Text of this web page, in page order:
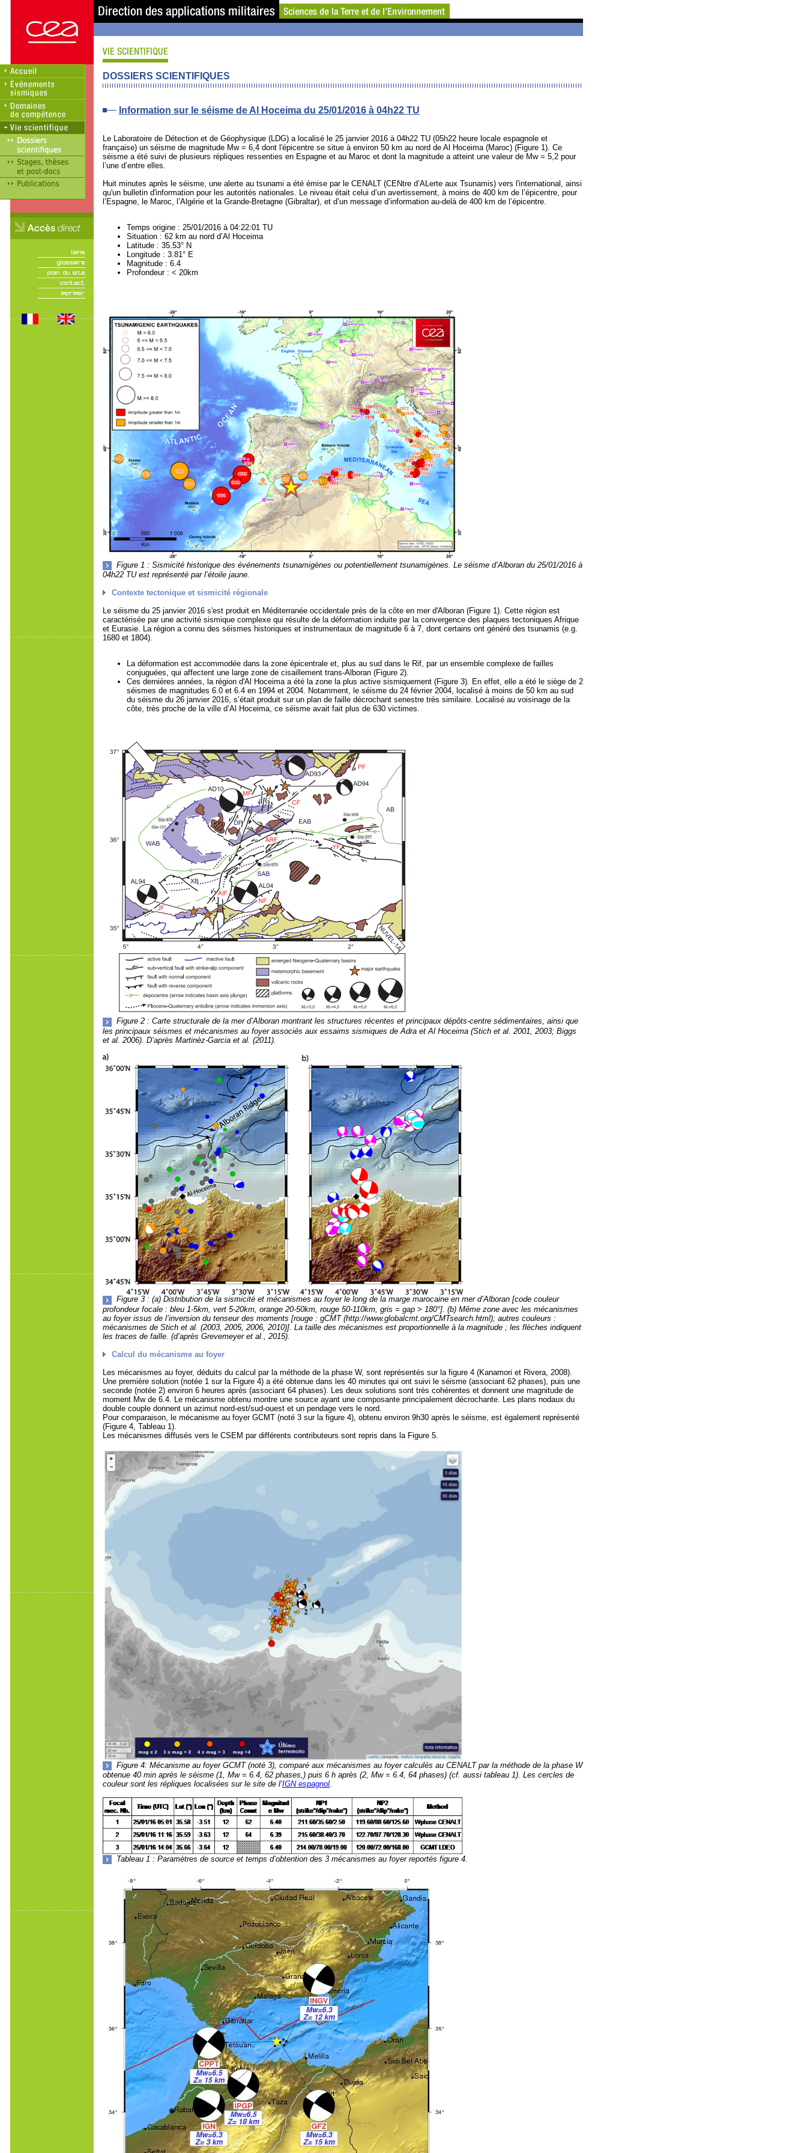
DOSSIERS SCIENTIFIQUES
Information sur le séisme de Al Hoceima du 25/01/2016 à 04h22 TU
Le Laboratoire de Détection et de Géophysique (LDG) a localisé le 25 janvier 2016 à 04h22 TU (05h22 heure locale espagnole et
française) un séisme de magnitude Mw = 6,4 dont l'épicentre se situe à environ 50 km au nord de Al Hoceima (Maroc) (Figure 1). Ce
séisme a été suivi de plusieurs répliques ressenties en Espagne et au Maroc et dont la magnitude a atteint une valeur de Mw = 5,2 pour
l’une d’entre elles.
Huit minutes après le séisme, une alerte au tsunami a été émise par le CENALT (CENtre d’ALerte aux Tsunamis) vers l'international, ainsi
qu'un bulletin d'information pour les autorités nationales. Le niveau était celui d’un avertissement, à moins de 400 km de l’épicentre, pour
l’Espagne, le Maroc, l’Algérie et la Grande-Bretagne (Gibraltar), et d’un message d’information au-delà de 400 km de l’épicentre.
Temps origine : 25/01/2016 à 04:22:01 TU
Situation : 62 km au nord d’Al Hoceima
Latitude : 35.53° N
Longitude : 3.81° E
Magnitude : 6.4
Profondeur : < 20km
Figure 1 : Sismicité historique des événements tsunamigènes ou potentiellement tsunamigènes. Le séisme d’Alboran du 25/01/2016 à
04h22 TU est représenté par l’étoile jaune.
Contexte tectonique et sismicité régionale
Le séisme du 25 janvier 2016 s'est produit en Méditerranée occidentale près de la côte en mer d'Alboran (Figure 1). Cette région est
caractérisée par une activité sismique complexe qui résulte de la déformation induite par la convergence des plaques tectoniques Afrique
et Eurasie. La région a connu des séismes historiques et instrumentaux de magnitude 6 à 7, dont certains ont généré des tsunamis (e.g.
1680 et 1804).
La déformation est accommodée dans la zone épicentrale et, plus au sud dans le Rif, par un ensemble complexe de failles
conjuguées, qui affectent une large zone de cisaillement trans-Alboran (Figure 2).
Ces dernières années, la région d'Al Hoceima a été la zone la plus active sismiquement (Figure 3). En effet, elle a été le siège de 2
séismes de magnitudes 6.0 et 6.4 en 1994 et 2004. Notamment, le séisme du 24 février 2004, localisé à moins de 50 km au sud
du séisme du 26 janvier 2016, s’était produit sur un plan de faille décrochant senestre très similaire. Localisé au voisinage de la
côte, très proche de la ville d’Al Hoceima, ce séisme avait fait plus de 630 victimes.
Figure 2 : Carte structurale de la mer d’Alboran montrant les structures récentes et principaux dépôts-centre sédimentaires, ainsi que
les principaux séismes et mécanismes au foyer associés aux essaims sismiques de Adra et Al Hoceima (Stich et al. 2001, 2003; Biggs
et al. 2006). D’après Martinèz-Garcia et al. (2011).
Figure 3 : (a) Distribution de la sismicité et mécanismes au foyer le long de la marge marocaine en mer d’Alboran [code couleur
profondeur focale : bleu 1-5km, vert 5-20km, orange 20-50km, rouge 50-110km, gris = gap > 180°]. (b) Même zone avec les mécanismes
au foyer issus de l’inversion du tenseur des moments [rouge : gCMT (http://www.globalcmt.org/CMTsearch.html); autres couleurs :
mécanismes de Stich et al. (2003, 2005, 2006, 2010)]. La taille des mécanismes est proportionnelle à la magnitude ; les flèches indiquent
les traces de faille. (d’après Grevemeyer et al., 2015).
Calcul du mécanisme au foyer
Les mécanismes au foyer, déduits du calcul par la méthode de la phase W, sont représentés sur la figure 4 (Kanamori et Rivera, 2008).
Une première solution (notée 1 sur la Figure 4) a été obtenue dans les 40 minutes qui ont suivi le séisme (associant 62 phases), puis une
seconde (notée 2) environ 6 heures après (associant 64 phases). Les deux solutions sont très cohérentes et donnent une magnitude de
moment Mw de 6.4. Le mécanisme obtenu montre une source ayant une composante principalement décrochante. Les plans nodaux du
double couple donnent un azimut nord-est/sud-ouest et un pendage vers le nord.
Pour comparaison, le mécanisme au foyer GCMT (noté 3 sur la figure 4), obtenu environ 9h30 après le séisme, est également représenté
(Figure 4, Tableau 1).
Les mécanismes diffusés vers le CSEM par différents contributeurs sont repris dans la Figure 5.
Figure 4: Mécanisme au foyer GCMT (noté 3), comparé aux mécanismes au foyer calculés au CENALT par la méthode de la phase W
obtenue 40 min après le séisme (1, Mw = 6.4, 62 phases,) puis 6 h après (2, Mw = 6.4, 64 phases) (cf. aussi tableau 1). Les cercles de
couleur sont les répliques localisées sur le site de l’IGN espagnol.
Tableau 1 : Paramètres de source et temps d’obtention des 3 mécanismes au foyer reportés figure 4.